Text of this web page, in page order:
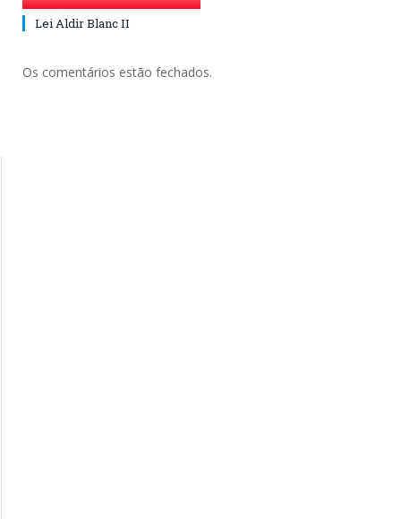
Lei Aldir Blanc II
Os comentários estão fechados.